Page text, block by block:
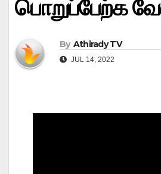
பொறுப்பேற்க
By Athirady TV
JUL 14, 2022